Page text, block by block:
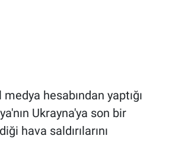
hesabından yaptığı
Ukrayna'ya son bir
hava saldırılarını